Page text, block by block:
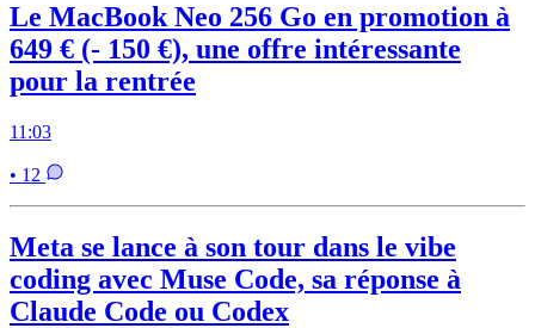
Le MacBook Neo 256 Go en promotion à
649 € (- 150 €), une offre intéressante
pour la rentrée
11:03
• 12
Meta se lance à son tour dans le vibe
coding avec Muse Code, sa réponse à
Claude Code ou Codex